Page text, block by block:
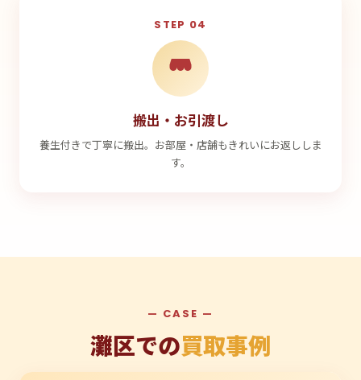
STEP 04
搬出・お引渡し
養生付きで丁寧に搬出。お部屋・店舗もきれいにお返ししま
す。
— CASE —
灘区での買取事例